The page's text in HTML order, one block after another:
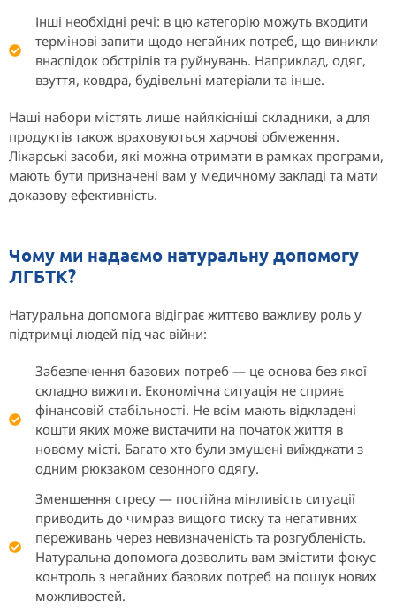
Інші необхідні речі: в цю категорію можуть входити
термінові запити щодо негайних потреб, що виникли
внаслідок обстрілів та руйнувань. Наприклад, одяг,
взуття, ковдра, будівельні матеріали та інше.
Наші набори містять лише найякісніші складники, а для
продуктів також враховуються харчові обмеження.
Лікарські засоби, які можна отримати в рамках програми,
мають бути призначені вам у медичному закладі та мати
доказову ефективність.
Чому ми надаємо натуральну допомогу
ЛГБТК?
Натуральна допомога відіграє життєво важливу роль у
підтримці людей під час війни:
Забезпечення базових потреб — це основа без якої
складно вижити. Економічна ситуація не сприяє
фінансовій стабільності. Не всім мають відкладені
кошти яких може вистачити на початок життя в
новому місті. Багато хто були змушені виїжджати з
одним рюкзаком сезонного одягу.
Зменшення стресу — постійна мінливість ситуації
приводить до чимраз вищого тиску та негативних
переживань через невизначеність та розгубленість.
Натуральна допомога дозволить вам змістити фокус
контроль з негайних базових потреб на пошук нових
можливостей.